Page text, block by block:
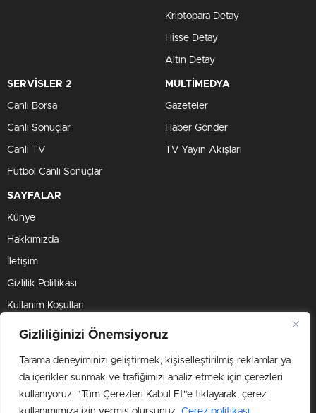
Gizliliğinizi Önemsiyoruz
Tarama deneyiminizi geliştirmek, kişiselleştirilmiş reklamlar ya
da içerikler sunmak ve trafiğimizi analiz etmek için çerezleri
kullanıyoruz. "Tüm Çerezleri Kabul Et"e tıklayarak, çerez
Kriptopara Detay
Hisse Detay
Altın Detay
SERVİSLER 2
Canlı Borsa
Canlı Sonuçlar
Canlı TV
Futbol Canlı Sonuçlar
MULTİMEDYA
Gazeteler
Haber Gönder
TV Yayın Akışları
SAYFALAR
Künye
Hakkımızda
İletişim
Gizlilik Politikası
Kullanım Koşulları
Çerez Politikası